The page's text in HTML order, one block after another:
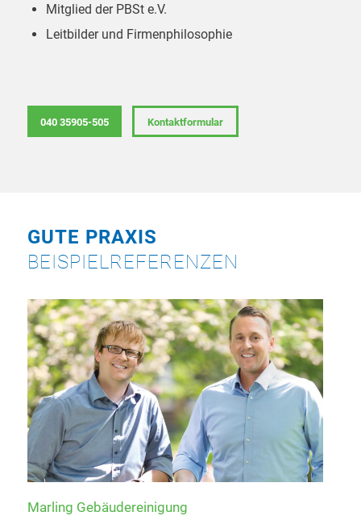
Mitglied der PBSt e.V.
Leitbilder und Firmenphilosophie
040 35905-505 Kontaktformular
GUTE PRAXIS
BEISPIELREFERENZEN
Marling Gebäudereinigung